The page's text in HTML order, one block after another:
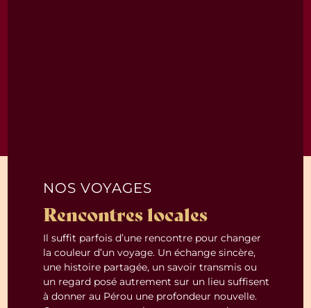
NOS VOYAGES
Rencontres locales
Il suffit parfois d’une rencontre pour changer
la couleur d’un voyage. Un échange sincère,
une histoire partagée, un savoir transmis ou
un regard posé autrement sur un lieu suffisent
à donner au Pérou une profondeur nouvelle.